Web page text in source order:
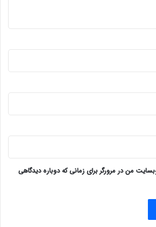
من در مرورگر برای زمانی که دوباره دیدگاهی